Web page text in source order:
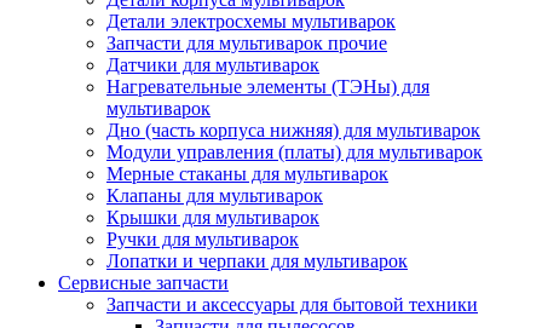
Детали электросхемы мультиварок
Запчасти для мультиварок прочие
Датчики для мультиварок
Нагревательные элементы (ТЭНы) для
мультиварок
Дно (часть корпуса нижняя) для мультиварок
Модули управления (платы) для мультиварок
Мерные стаканы для мультиварок
Клапаны для мультиварок
Крышки для мультиварок
Ручки для мультиварок
Лопатки и черпаки для мультиварок
Сервисные запчасти
Запчасти и аксессуары для бытовой техники